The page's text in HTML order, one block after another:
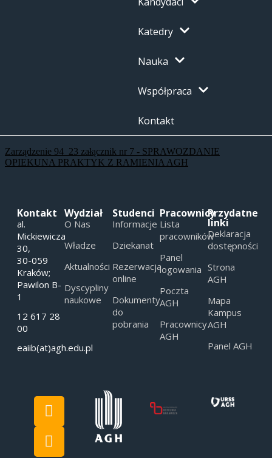
Katedry
Nauka
Współpraca
Kontakt
Zarządzenie 94_23 załącznik nr 7 - SPRAWOZDANIE
OPIEKUNA PRAKTYK Z RAMIENIA AGH
Kontakt
al.
Mickiewicza
30,
30-059
Kraków;
Pawilon B-
1
12 617 28
00
eaiib(at)agh.edu.pl
Wydział
O Nas
Władze
Aktualności
Dyscypliny
naukowe
Studenci
Informacje
Dziekanat
Rezerwacja
online
Dokumenty
do
pobrania
Pracownicy
Lista
pracowników
Panel
logowania
Poczta
AGH
Pracownicy
AGH
Przydatne
linki
Deklaracja
dostępności
Strona
AGH
Mapa
Kampus
AGH
Panel AGH